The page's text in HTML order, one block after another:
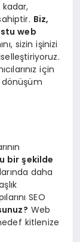
Biz,
web
sizin işinizi
için
bir şekilde
daha
SEO
Web
kitlenize